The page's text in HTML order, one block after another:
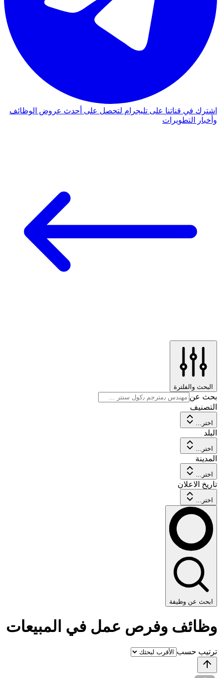
اشترك في قناتنا على تليجرام لتحصل على أحدث عروض الوظائف
وأخبار التطويرات
البحث والفلترة
بحث عن
التصنيف
اختر...
البلد
اختر...
المدينة
اختر...
تاريخ الاعلان
اختر...
ابحث عن وظيفة
وظائف وفرص عمل في المبيعات
ترتيب حسب